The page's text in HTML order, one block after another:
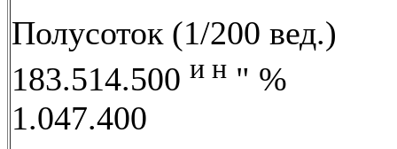
Полусоток (1/200 вед.)
183.514.500 и н " %
1.047.400